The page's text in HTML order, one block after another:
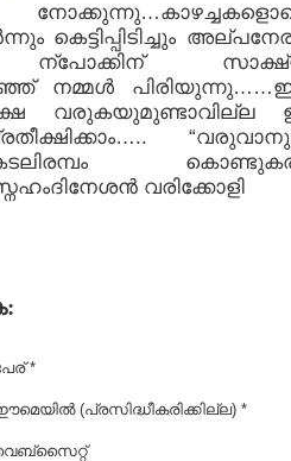
കെട്ടിപ്പിടിച്ചും
നമ്മള്‍
വരിക്കോളി
*
(പ്രസിദ്ധീകരിക്കില്ല) *